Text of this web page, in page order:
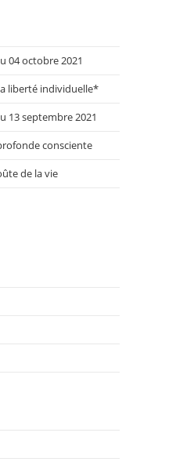
04 octobre 2021
liberté individuelle*
13 septembre 2021
consciente
de la vie